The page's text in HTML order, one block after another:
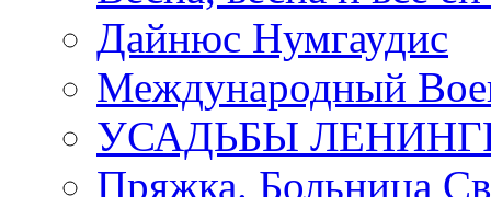
Дайнюс Нумгаудис
Международный
УСАДЬБЫ
Пряжка. Больница